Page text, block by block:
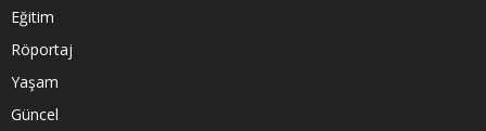
Eğitim
Röportaj
Yaşam
Güncel